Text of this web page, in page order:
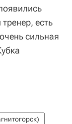
есть
сильная